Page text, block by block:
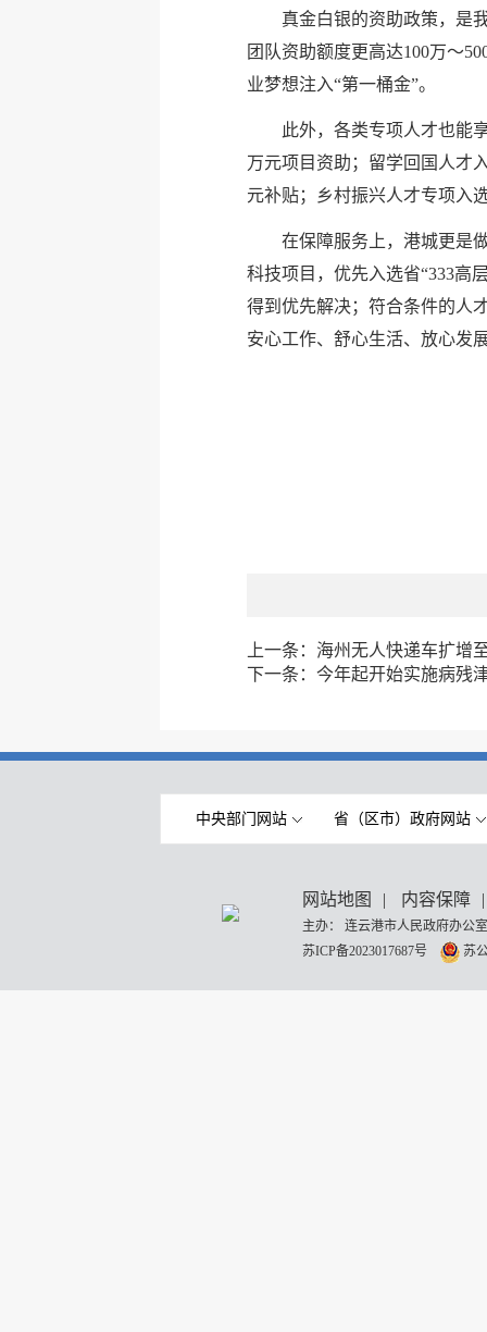
真金白银的资助政策，是我
团队资助额度更高达100万～
业梦想注入“第一桶金”。
此外，各类专项人才也能享
万元项目资助；留学回国人才
元补贴；乡村振兴人才专项入
在保障服务上，港城更是做
科技项目，优先入选省“333高
得到优先解决；符合条件的人
安心工作、舒心生活、放心发
上一条： 海州无人快递车扩增
下一条： 今年起开始实施病残
中央部门网站 省（区市）政府网站
网站地图 | 内容保障 |
主办： 连云港市人民政府办
苏ICP备2023017687号
苏